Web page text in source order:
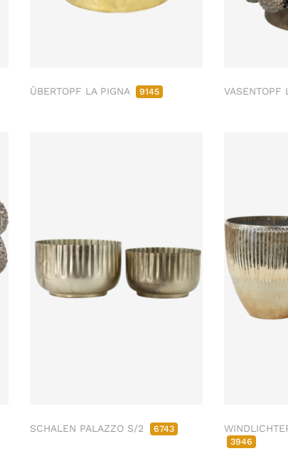
ÜBERTOPF LA PIGNA 9145 VASENTOPF
SCHALEN PALAZZO S/2 6743
3946